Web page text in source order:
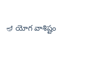
🪔 యోగ వాశిష్టం